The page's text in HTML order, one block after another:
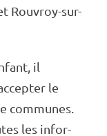
Rouvroy-sur-
il
le
communes.
les infor­